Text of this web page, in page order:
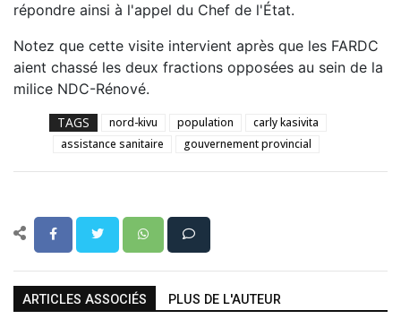
répondre ainsi à l'appel du Chef de l'État.
Notez que cette visite intervient après que les FARDC
aient chassé les deux fractions opposées au sein de la
milice NDC-Rénové.
TAGS nord-kivu population
carly kasivita
assistance sanitaire
gouvernement provincial
ARTICLES ASSOCIÉS PLUS DE L'AUTEUR